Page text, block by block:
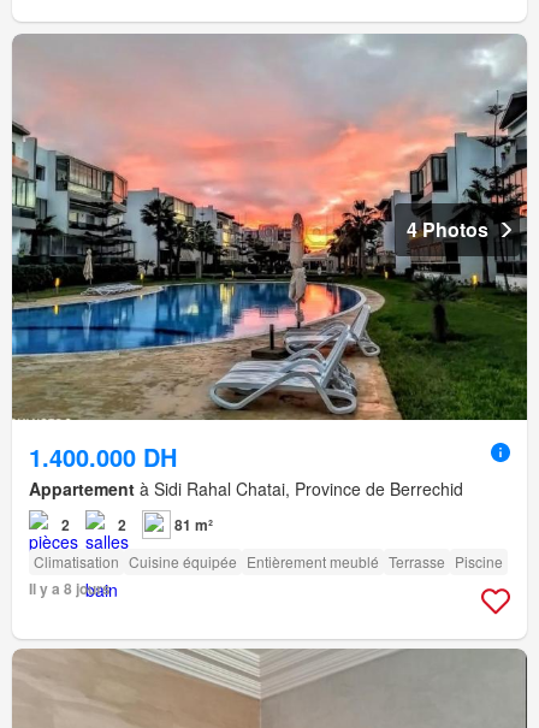
4 Photos
1.400.000 DH
Appartement à Sidi Rahal Chatai, Province de Berrechid
2 2 81 m²
Climatisation Cuisine équipée Entièrement meublé Terrasse Piscine
Il y a 8 jours